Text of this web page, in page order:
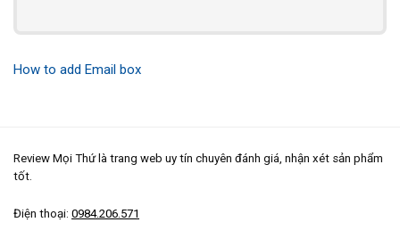
How to add Email box
Review Mọi Thứ là trang web uy tín chuyên đánh giá, nhận xét sản phẩm
tốt.
Điện thoại: 0984.206.571